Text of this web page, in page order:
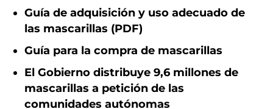
Guía de adquisición y uso adecuado de
las mascarillas (PDF)
Guía para la compra de mascarillas
El Gobierno distribuye 9,6 millones de
mascarillas a petición de las
comunidades autónomas